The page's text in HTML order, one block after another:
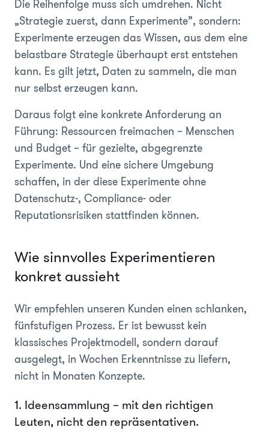
Die Reihenfolge muss sich umdrehen. Nicht
„Strategie zuerst, dann Experimente”, sondern:
Experimente erzeugen das Wissen, aus dem eine
belastbare Strategie überhaupt erst entstehen
kann. Es gilt jetzt, Daten zu sammeln, die man
nur selbst erzeugen kann.
Daraus folgt eine konkrete Anforderung an
Führung: Ressourcen freimachen – Menschen
und Budget – für gezielte, abgegrenzte
Experimente. Und eine sichere Umgebung
schaffen, in der diese Experimente ohne
Datenschutz-, Compliance- oder
Reputationsrisiken stattfinden können.
Wie sinnvolles Experimentieren
konkret aussieht
Wir empfehlen unseren Kunden einen schlanken,
fünfstufigen Prozess. Er ist bewusst kein
klassisches Projektmodell, sondern darauf
ausgelegt, in Wochen Erkenntnisse zu liefern,
nicht in Monaten Konzepte.
1. Ideensammlung – mit den richtigen
Leuten, nicht den repräsentativen.